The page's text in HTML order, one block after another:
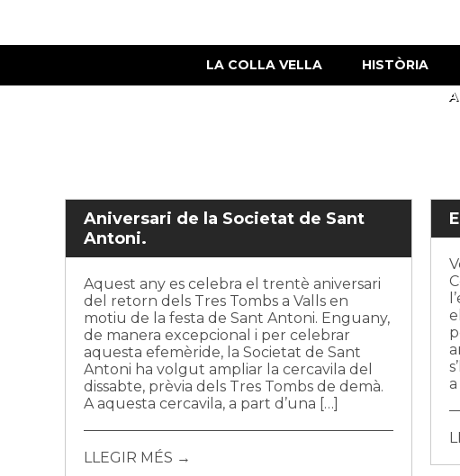
LA COLLA VELLA HISTÒRIA
Aniversari de la Societat de Sant
Antoni.
Aquest any es celebra el trentè aniversari
del retorn dels Tres Tombs a Valls en
motiu de la festa de Sant Antoni. Enguany,
de manera excepcional i per celebrar
aquesta efemèride, la Societat de Sant
Antoni ha volgut ampliar la cercavila del
dissabte, prèvia dels Tres Tombs de demà.
A aquesta cercavila, a part d’una […]
LLEGIR MÉS →